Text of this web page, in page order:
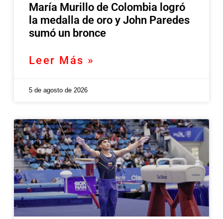
María Murillo de Colombia logró
la medalla de oro y John Paredes
sumó un bronce
Leer Más »
5 de agosto de 2026